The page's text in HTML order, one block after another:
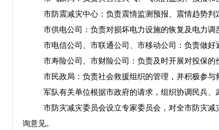
市防震减灾中心：负责震情监测预报、震情趋势
市供电公司：负责对损坏电力设施的恢复及电力
市电信公司、市联通公司、市移动公司：负责做好
市寿险公司、市财险公司：负责及时开展对投保
市民政局： 负责社会救援组织的管理，并积极参与
军队有关单位根据市政府的请求， 组织协调 民兵、
市防灾减灾委员会设立专家委员会，对全市防灾
询意见。